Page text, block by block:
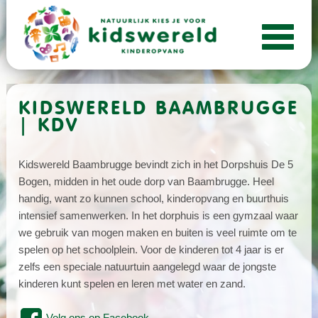
KIDSWERELD BAAMBRUGGE
| KDV
Kidswereld Baambrugge bevindt zich in het Dorpshuis De 5
Bogen, midden in het oude dorp van Baambrugge. Heel
handig, want zo kunnen school, kinderopvang en buurthuis
intensief samenwerken. In het dorphuis is een gymzaal waar
we gebruik van mogen maken en buiten is veel ruimte om te
spelen op het schoolplein. Voor de kinderen tot 4 jaar is er
zelfs een speciale natuurtuin aangelegd waar de jongste
kinderen kunt spelen en leren met water en zand.